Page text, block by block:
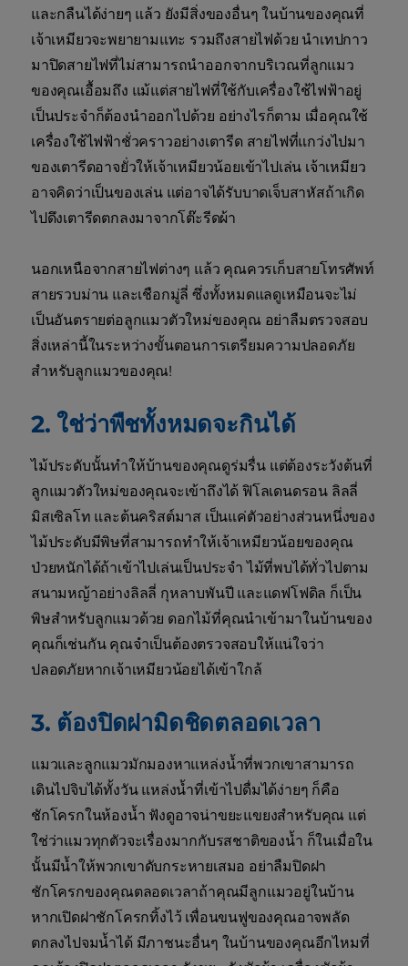
และกลืนได้ง่ายๆ แล้ว ยังมีสิ่งของอื่นๆ ในบ้านของคุณที่
เจ้าเหมียวจะพยายามแทะ รวมถึงสายไฟด้วย นำเทปกาว
มาปิดสายไฟที่ไม่สามารถนำออกจากบริเวณที่ลูกแมว
ของคุณเอื้อมถึง แม้แต่สายไฟที่ใช้กับเครื่องใช้ไฟฟ้าอยู่
เป็นประจำก็ต้องนำออกไปด้วย อย่างไรก็ตาม เมื่อคุณใช้
เครื่องใช้ไฟฟ้าชั่วคราวอย่างเตารีด สายไฟที่แกว่งไปมา
ของเตารีดอาจยั่วให้เจ้าเหมียวน้อยเข้าไปเล่น เจ้าเหมียว
อาจคิดว่าเป็นของเล่น แต่อาจได้รับบาดเจ็บสาหัสถ้าเกิด
ไปดึงเตารีดตกลงมาจากโต๊ะรีดผ้า
นอกเหนือจากสายไฟต่างๆ แล้ว คุณควรเก็บสายโทรศัพท์
สายรวบม่าน และเชือกมู่ลี่ ซึ่งทั้งหมดแลดูเหมือนจะไม่
เป็นอันตรายต่อลูกแมวตัวใหม่ของคุณ อย่าลืมตรวจสอบ
สิ่งเหล่านี้ในระหว่างขั้นตอนการเตรียมความปลอดภัย
สำหรับลูกแมวของคุณ!
2. ใช่ว่าพืชทั้งหมดจะกินได้
ไม้ประดับนั้นทำให้บ้านของคุณดูร่มรื่น แต่ต้องระวังต้นที่
ลูกแมวตัวใหม่ของคุณจะเข้าถึงได้ ฟิโลเดนดรอน ลิลลี่
มิสเซิลโท และต้นคริสต์มาส เป็นแค่ตัวอย่างส่วนหนึ่งของ
ไม้ประดับมีพิษที่สามารถทำให้เจ้าเหมียวน้อยของคุณ
ป่วยหนักได้ถ้าเข้าไปเล่นเป็นประจำ ไม้ที่พบได้ทั่วไปตาม
สนามหญ้าอย่างลิลลี่ กุหลาบพันปี และแดฟโฟดิล ก็เป็น
พิษสำหรับลูกแมวด้วย ดอกไม้ที่คุณนำเข้ามาในบ้านของ
คุณก็เช่นกัน คุณจำเป็นต้องตรวจสอบให้แน่ใจว่า
ปลอดภัยหากเจ้าเหมียวน้อยได้เข้าใกล้
3. ต้องปิดฝามิดชิดตลอดเวลา
แมวและลูกแมวมักมองหาแหล่งน้ำที่พวกเขาสามารถ
เดินไปจิบได้ทั้งวัน แหล่งน้ำที่เข้าไปดื่มได้ง่ายๆ ก็คือ
ชักโครกในห้องน้ำ ฟังดูอาจน่าขยะแขยงสำหรับคุณ แต่
ใช่ว่าแมวทุกตัวจะเรื่องมากกับรสชาติของน้ำ ก็ในเมื่อใน
นั้นมีน้ำให้พวกเขาดับกระหายเสมอ อย่าลืมปิดฝา
ชักโครกของคุณตลอดเวลาถ้าคุณมีลูกแมวอยู่ในบ้าน
หากเปิดฝาชักโครกทิ้งไว้ เพื่อนขนฟูของคุณอาจพลัด
ตกลงไปจมน้ำได้ มีภาชนะอื่นๆ ในบ้านของคุณอีกไหมที่